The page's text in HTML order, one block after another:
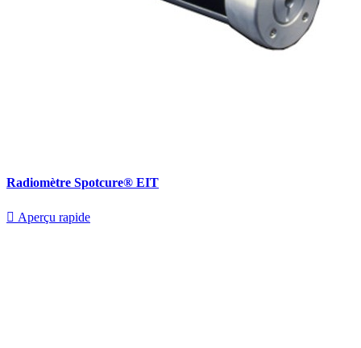
Radiomètre Spotcure® EIT
 Aperçu rapide